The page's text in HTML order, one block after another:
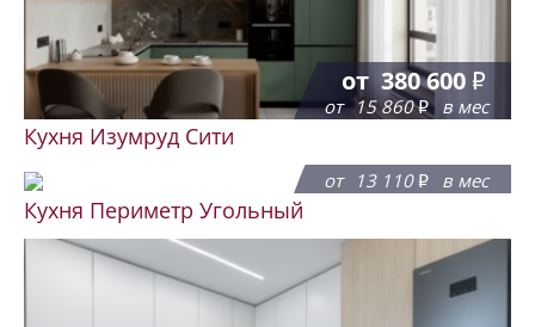
от 380 600
от 15 860 в мес
Кухня Изумруд Сити
от 13 110 в мес
Кухня Периметр Угольный